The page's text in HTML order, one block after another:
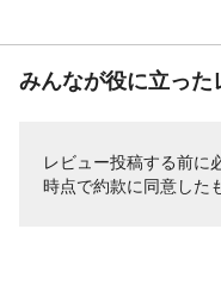
みんなが役に立った
レビュー投稿する前に
時点で約款に同意した